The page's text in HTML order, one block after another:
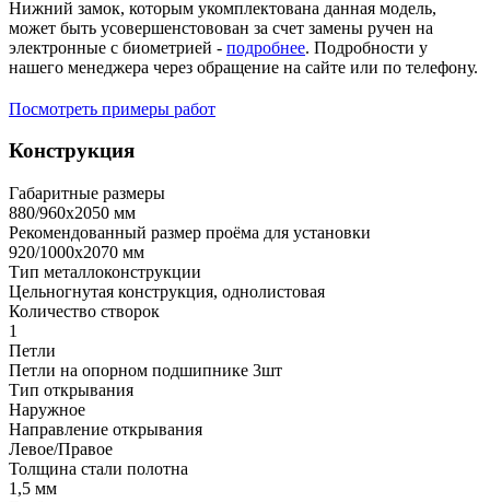
Нижний замок, которым укомплектована данная модель,
может быть усовершенстовован за счет замены ручен на
электронные с биометрией - подробнее. Подробности у
нашего менеджера через обращение на сайте или по телефону.
Посмотреть примеры работ
Конструкция
Габаритные размеры
880/960х2050 мм
Рекомендованный размер проёма для установки
920/1000х2070 мм
Тип металлоконструкции
Цельногнутая конструкция, однолистовая
Количество створок
1
Петли
Петли на опорном подшипнике 3шт
Тип открывания
Наружное
Направление открывания
Левое/Правое
Толщина стали полотна
1,5 мм